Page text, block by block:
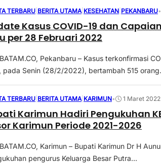
TERBARU BERITA UTAMA KESEHATAN PEKANBARU
Kasus COVID-19 dan
per 28 Februari 2022
Pekanbaru – Kasus terkonfirmasi
pada Senin (28/2/2022), bertambah 515
TERBARU BERITA UTAMA KARIMUN• 1 Maret 2022
Karimun Hadiri Pengukuhan
Karimun Periode 2021-2026
Karimun – Bupati Karimun Dr H
pengurus Keluarga Besar Putra...